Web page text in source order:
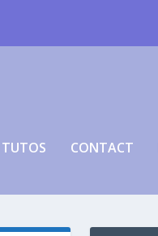
TUTOS CONTACT